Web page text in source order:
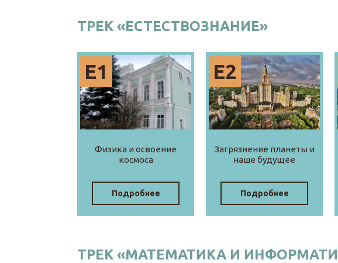
ТРЕК «ЕСТЕСТВОЗНАНИЕ»
Физика и освоение
космоса
Подробнее
Е1
Загрязнение планеты и
наше будущее
Подробнее
Е2
ТРЕК «МАТЕМАТИКА И